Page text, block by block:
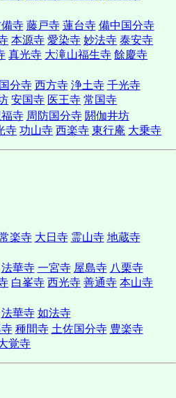
寺 藤戸寺 蓮台寺 備中国分寺
本源寺 愛染寺 妙法寺 泰安寺
真光寺 大滝山福生寺 餘慶寺
分寺 西方寺 浄土寺 千光寺
安国寺 医王寺 常国寺
寺 周防国分寺 閼伽井坊
寺 功山寺 西楽寺 東行庵 大乗寺
楽寺 大日寺 霊山寺 地蔵寺
法華寺 一宮寺 屋島寺 八栗寺
白峯寺 西光寺 善通寺 本山寺
法華寺 如法寺
種間寺 土佐国分寺 豊楽寺
覚寺